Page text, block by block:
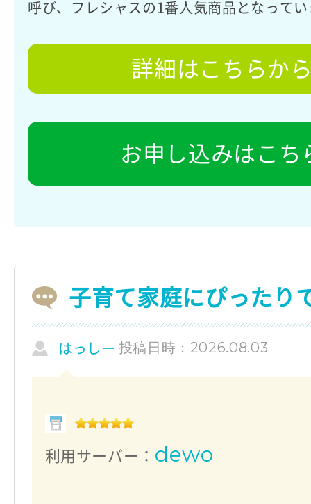
呼び、フレシャスの1番人気商品となって
詳細はこちらか
お申し込みはこち
子育て家庭にぴったり
はっしー 投稿日時：2026.08.03
利用サーバー： dewo